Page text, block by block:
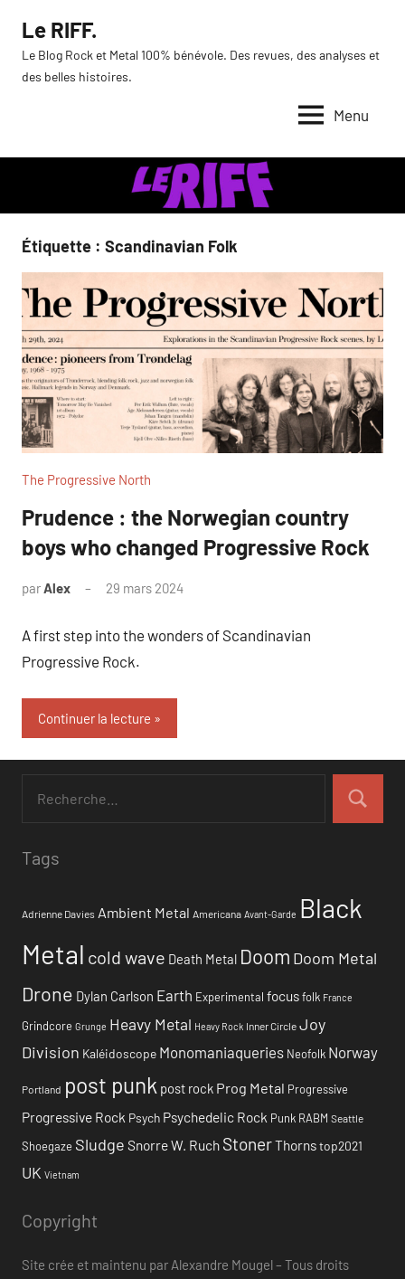
contenu
Le RIFF.
Le Blog Rock et Metal 100% bénévole. Des revues, des analyses et
des belles histoires.
Menu
Étiquette : Scandinavian Folk
The Progressive North
Prudence : the Norwegian country
boys who changed Progressive Rock
parAlex 29 mars 2024
A first step into the wonders of Scandinavian
Progressive Rock.
Continuer la lecture
Tags
Adrienne Davies Ambient Metal Americana Avant-Garde Black
Metal cold wave Death Metal Doom Doom Metal
Drone Dylan Carlson Earth Experimental focusfolk France
Grindcore Grunge Heavy Metal Heavy Rock Inner Circle Joy
Division Kaléidoscope Monomaniaqueries Neofolk Norway
Portland post punk post rock Prog Metal Progressive
Progressive Rock Psych Psychedelic Rock Punk RABM Seattle
Shoegaze Sludge Snorre W. Ruch StonerThornstop2021
UK Vietnam
Copyright
Site crée et maintenu par Alexandre Mougel – Tous droits